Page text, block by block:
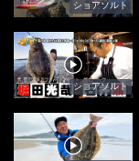
ショアソルト
ショアソルト